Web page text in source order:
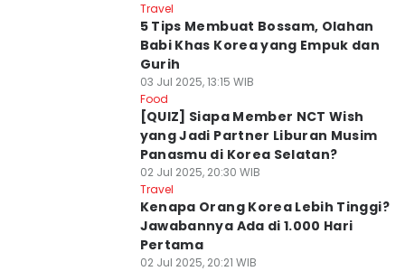
Travel
5 Tips Membuat Bossam, Olahan
Babi Khas Korea yang Empuk dan
Gurih
03 Jul 2025, 13:15 WIB
Food
[QUIZ] Siapa Member NCT Wish
yang Jadi Partner Liburan Musim
Panasmu di Korea Selatan?
02 Jul 2025, 20:30 WIB
Travel
Kenapa Orang Korea Lebih Tinggi?
Jawabannya Ada di 1.000 Hari
Pertama
02 Jul 2025, 20:21 WIB